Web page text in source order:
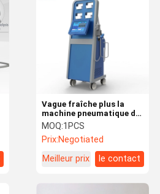
Vague fraîche plus la
machine pneumatique de
dispositif d'onde choc du
traitement 2in1 de
Cryolipolysis de thérapie
MOQ:1PCS
Prix:Negotiated
Meilleur prix
le contact